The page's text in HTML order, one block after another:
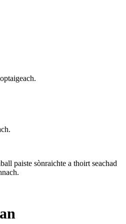
paiste sònraichte a thoirt seachad